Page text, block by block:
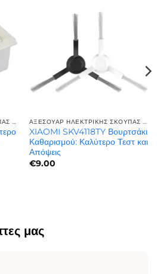
XIAOMI SKV4118TY Βουρτσάκι
Καθαρισμού: Καλύτερο Τεστ και
Απόψεις
€9.00
μας